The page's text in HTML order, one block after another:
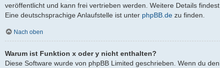
veröffentlicht und kann frei vertrieben werden. Weitere Details
Eine deutschsprachige Anlaufstelle ist unter phpBB.de zu finden.
Nach oben
Warum ist Funktion x oder y nicht enthalten?
Diese Software wurde von phpBB Limited geschrieben. Wenn du